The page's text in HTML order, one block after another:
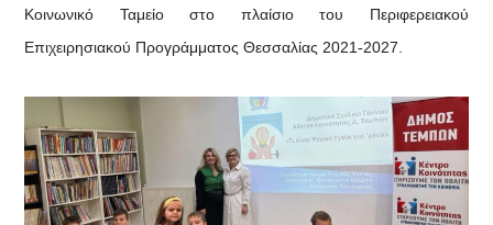
Κοινωνικό Ταμείο στο πλαίσιο του Περιφερειακού
Επιχειρησιακού Προγράμματος Θεσσαλίας 2021-2027.